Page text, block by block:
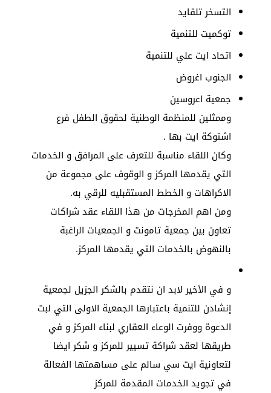
التسخر تلقايد
توكميت للتنمية
اتحاد ايت علي للتنمية
الجنوب اغروض
جمعية اعروسين
وممثلين للمنظمة الوطنية لحقوق الطفل فرع
اشتوكة ايت بها .
وكان اللقاء مناسبة للتعرف على المرافق و الخدمات
التي يقدمها المركز و الوقوف على مجموعة من
الاكراهات و الخطط المستقبليه للرقي به.
ومن اهم المخرجات من هذا اللقاء عقد شراكات
تعاون بين جمعية تامونت و الجمعيات الراغبة
بالنهوض بالخدمات التي يقدمها المركز.
و في الأخير لابد ان نتقدم بالشكر الجزيل لجمعية
إنشادن للتنمية باعتبارها الجمعية الاولى التي لبت
الدعوة ووفرت الوعاء العقاري لبناء المركز و في
طريقها لعقد شراكة تسيير للمركز و شكر ايضا
لتعاونية ايت سي سالم على مساهمتها الفعالة
في تجويد الخدمات المقدمة للمركز